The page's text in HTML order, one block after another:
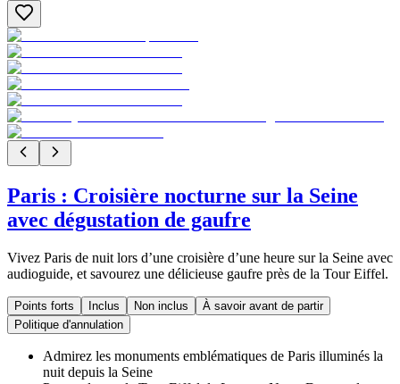
Paris : Croisière nocturne sur la Seine
avec dégustation de gaufre
Vivez Paris de nuit lors d’une croisière d’une heure sur la Seine avec
audioguide, et savourez une délicieuse gaufre près de la Tour Eiffel.
Points forts Inclus Non inclus
À savoir avant de partir
Politique d'annulation
Admirez les monuments emblématiques de Paris illuminés la
nuit depuis la Seine